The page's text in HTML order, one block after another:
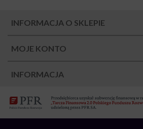
INFORMACJA O SKLEPIE
MOJE KONTO
INFORMACJA